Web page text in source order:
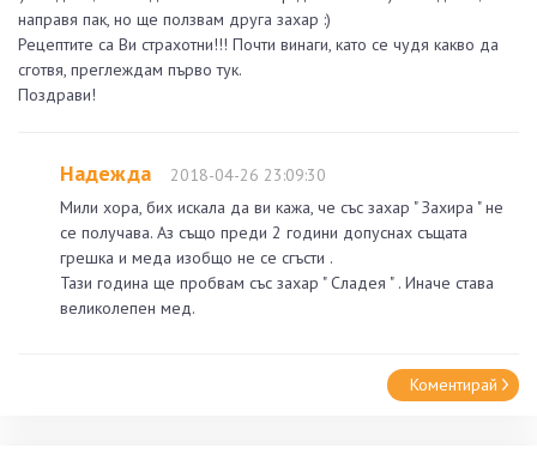
направя пак, но ще ползвам друга захар :)
Рецептите са Ви страхотни!!! Почти винаги, като се чудя какво да
сготвя, преглеждам първо тук.
Поздрави!
Надежда
2018-04-26 23:09:30
Мили хора, бих искала да ви кажа, че със захар " Захира " не
се получава. Аз също преди 2 години допуснах същата
грешка и меда изобщо не се сгъсти .
Тази година ще пробвам със захар " Сладея " . Иначе става
великолепен мед.
Коментирай